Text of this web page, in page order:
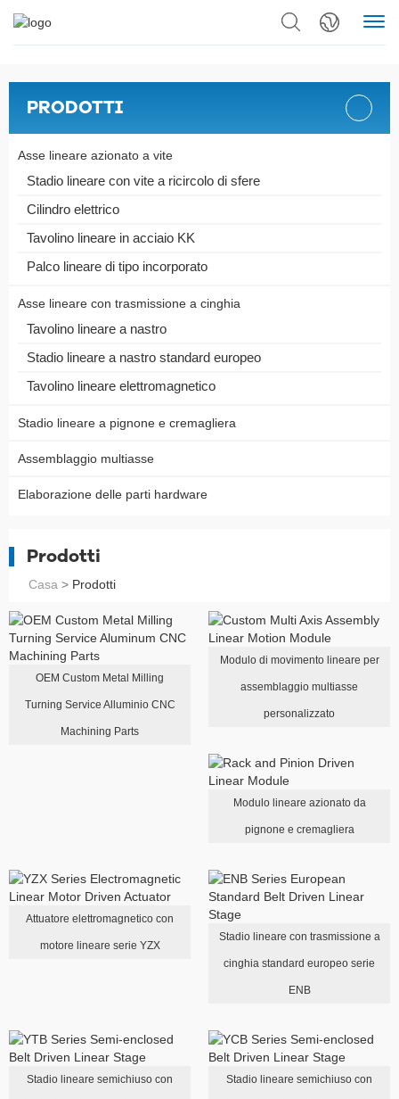
PRODOTTI
Asse lineare azionato a vite
Stadio lineare con vite a ricircolo di sfere
Cilindro elettrico
Tavolino lineare in acciaio KK
Palco lineare di tipo incorporato
Asse lineare con trasmissione a cinghia
Tavolino lineare a nastro
Stadio lineare a nastro standard europeo
Tavolino lineare elettromagnetico
Stadio lineare a pignone e cremagliera
Assemblaggio multiasse
Elaborazione delle parti hardware
Prodotti
Casa > Prodotti
OEM Custom Metal Milling
Turning Service Alluminio CNC
Machining Parts
Modulo di movimento lineare per
assemblaggio multiasse
personalizzato
Modulo lineare azionato da
pignone e cremagliera
Attuatore elettromagnetico con
motore lineare serie YZX
Stadio lineare con trasmissione a
cinghia standard europeo serie
ENB
Stadio lineare semichiuso con Stadio lineare semichiuso con